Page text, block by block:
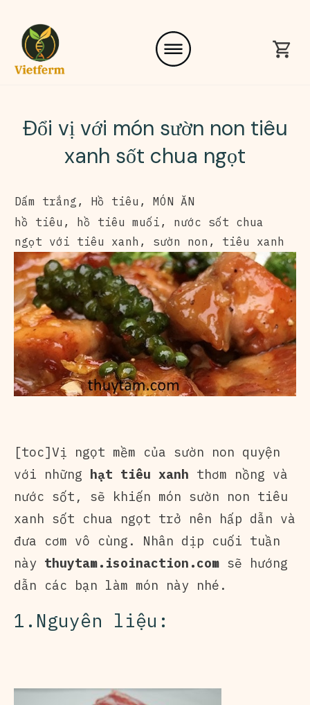
Đổi vị với món sườn non tiêu
xanh sốt chua ngọt
Dấm trắng , Hồ tiêu , MÓN ĂN
hồ tiêu , hồ tiêu muối , nước sốt chua
ngọt với tiêu xanh , sườn non , tiêu xanh
[toc]Vị ngọt mềm của sườn non quyện
với những hạt tiêu xanh thơm nồng và
nước sốt, sẽ khiến món sườn non tiêu
xanh sốt chua ngọt trở nên hấp dẫn và
đưa cơm vô cùng. Nhân dịp cuối tuần
này thuytam.isoinaction.com sẽ hướng
dẫn các bạn làm món này nhé.
1.Nguyên liệu: